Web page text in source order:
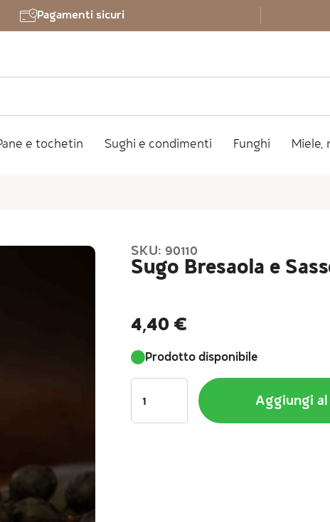
Pagamenti sicuri
e tochetin Sughi e condimenti Funghi Miele,
SKU: 90110
Sugo Bresaola e
4,40€
Prodotto disponibile
Aggiungi al